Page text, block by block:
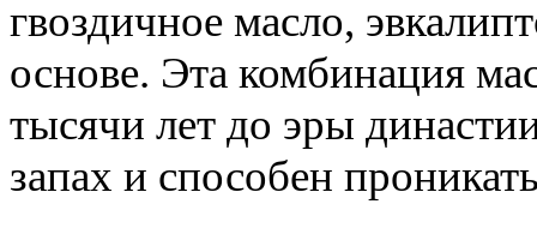
гвоздичное масло,
основе. Эта комбинация
тысячи лет до эры
запах и способен